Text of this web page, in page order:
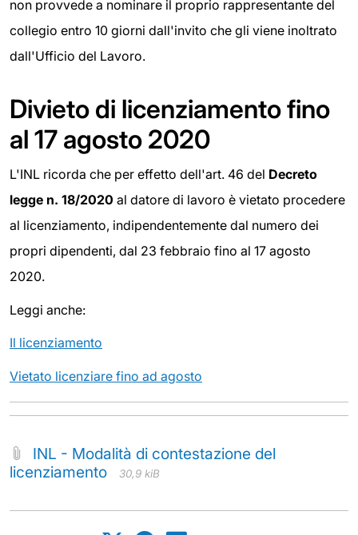
non provvede a nominare il proprio rappresentante del
collegio entro 10 giorni dall'invito che gli viene inoltrato
dall'Ufficio del Lavoro.
Divieto di licenziamento fino
al 17 agosto 2020
L'INL ricorda che per effetto dell'art. 46 del Decreto
legge n. 18/2020 al datore di lavoro è vietato procedere
al licenziamento, indipendentemente dal numero dei
propri dipendenti, dal 23 febbraio fino al 17 agosto
2020.
Leggi anche:
Il licenziamento
Vietato licenziare fino ad agosto
INL - Modalità di contestazione del
licenziamento
30,9 kiB